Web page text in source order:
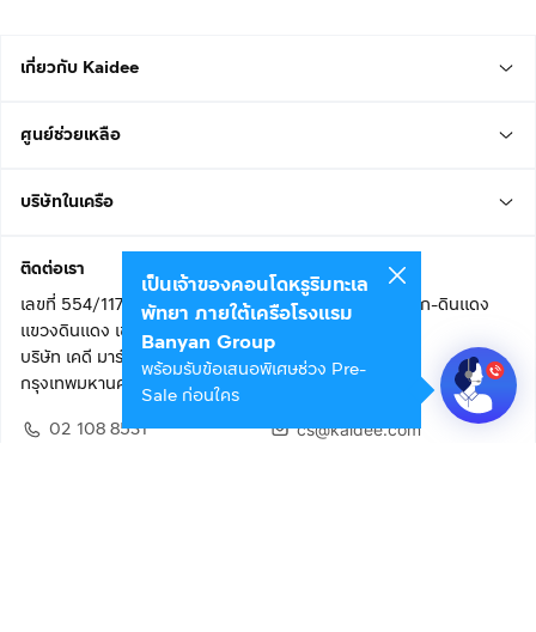
เกี่ยวกับ Kaidee
ศูนย์ช่วยเหลือ
บริษัทในเครือ
ติดต่อเรา
เลขที่ 554/117 อาคารสกายไนน์ เซ็นเตอร์ ชั้น 22 ถนนอโศก-ดินแดง
แขวงดินแดง เขตดินแดง
บริษัท เคดี มาร์เก็ตเพลส จำกัด (สำนักงานใหญ่)
กรุงเทพมหานคร 10400
02 108 8531
cs@kaidee.com
เป็นเจ้าของคอนโดหรูริมทะเล
พัทยา ภายใต้เครือโรงแรม
Banyan Group
พร้อมรับข้อเสนอพิเศษช่วง Pre-
Sale ก่อนใคร